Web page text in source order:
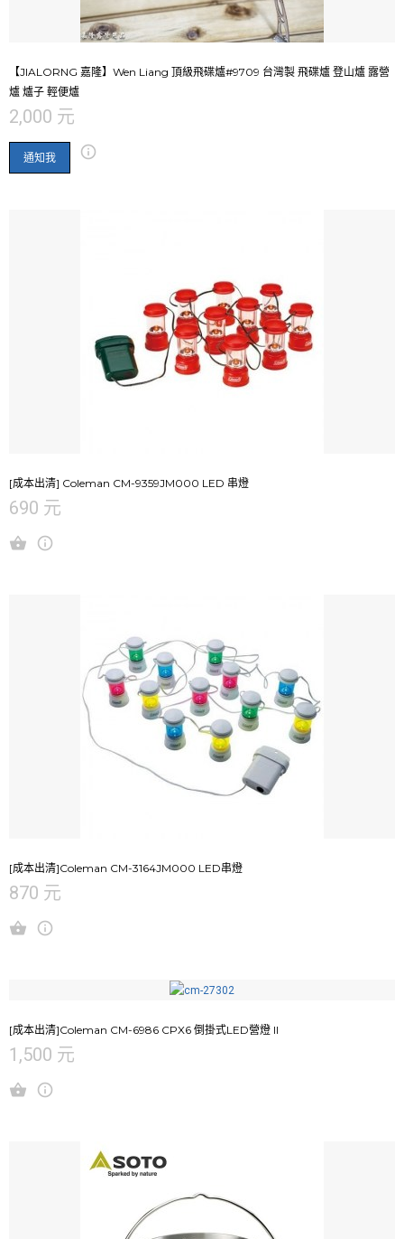
【JIALORNG 嘉隆】Wen Liang 頂級飛碟爐#9709 台灣製 飛碟爐 登山爐 露營
爐 爐子 輕便爐
2,000 元
通知我
[成本出清] Coleman CM-9359JM000 LED 串燈
690 元
[成本出清]Coleman CM-3164JM000 LED串燈
870 元
[成本出清]Coleman CM-6986 CPX6 倒掛式LED營燈 II
1,500 元